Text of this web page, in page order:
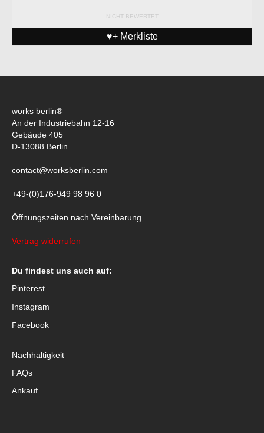
NICHT BEWERTET
♥+ Merkliste
works berlin®
An der Industriebahn 12-16
Gebäude 405
D-13088 Berlin
contact@worksberlin.com
+49-(0)176-949 98 96 0
Öffnungszeiten nach Vereinbarung
Vertrag widerrufen
Du findest uns auch auf:
Pinterest
Instagram
Facebook
Nachhaltigkeit
FAQs
Ankauf